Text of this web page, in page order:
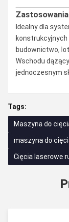
Idealny dla
budownictwo,
Wschodu
jednoczesnym
Tags:
Maszyna do
maszyna do
Cięcia laserowe